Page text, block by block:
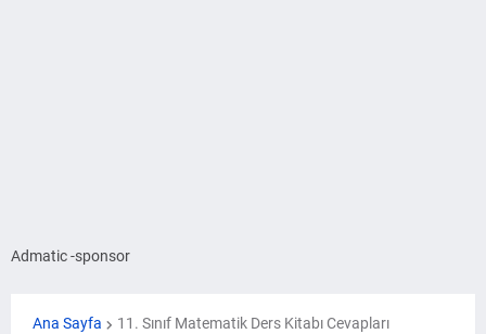
Admatic -sponsor
Ana Sayfa 11. Sınıf Matematik Ders Kitabı Cevapları